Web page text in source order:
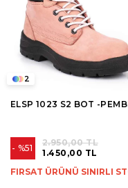
ELSP 1023 S2 BOT -
%51 1.450,00 TL
2.950,00 TL
FIRSAT ÜRÜNÜ SINIRLI
2